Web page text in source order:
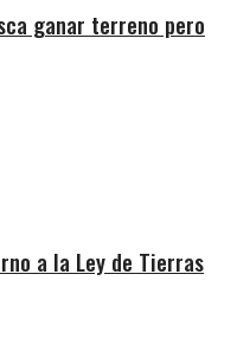
ganar terreno pero
a la Ley de Tierras